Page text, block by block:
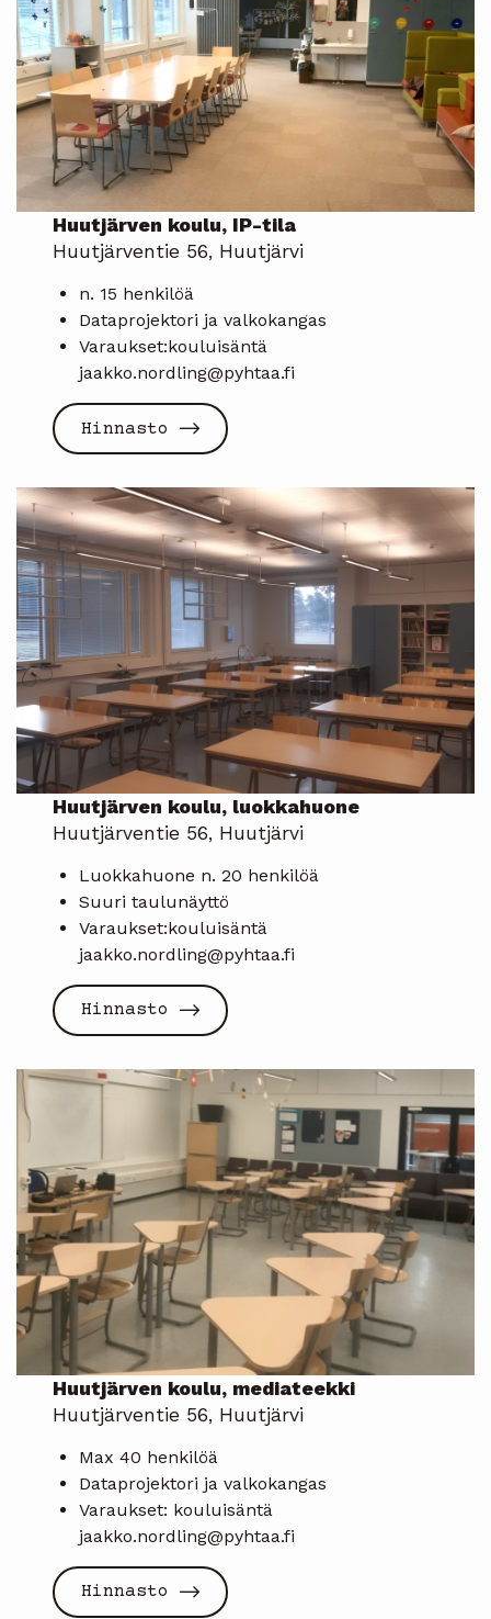
Huutjärven koulu, IP-tila
Huutjärventie 56, Huutjärvi
n. 15 henkilöä
Dataprojektori ja valkokangas
Varaukset:kouluisäntä
jaakko.nordling@pyhtaa.fi
Hinnasto
Huutjärven koulu, luokkahuone
Huutjärventie 56, Huutjärvi
Luokkahuone n. 20 henkilöä
Suuri taulunäyttö
Varaukset:kouluisäntä
jaakko.nordling@pyhtaa.fi
Hinnasto
Huutjärven koulu, mediateekki
Huutjärventie 56, Huutjärvi
Max 40 henkilöä
Dataprojektori ja valkokangas
Varaukset: kouluisäntä
jaakko.nordling@pyhtaa.fi
Hinnasto